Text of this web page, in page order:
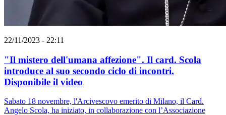
22/11/2023 - 22:11
"Il mistero dell'umana affezione". Il card. Scola
introduce al suo secondo ciclo di incontri.
Disponibile il video
Sabato 18 novembre, l'Arcivescovo emerito di Milano, il Card.
Angelo Scola, ha iniziato, in collaborazione con l’Associazione